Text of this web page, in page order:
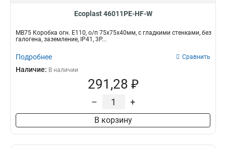
Ecoplast 46011PE-HF-W
MB75 Коробка огн. E110, о/п 75х75х40мм, с гладкими стенками, без
галогена, заземление, IP41, 3P...
Подробнее Сравнить
Наличие: В наличии
291,28 ₽
– +
В корзину